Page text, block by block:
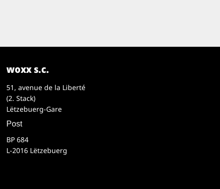
woxx s.c.
51, avenue de la Liberté
(2. Stack)
Lëtzebuerg-Gare
Post
BP 684
L-2016 Lëtzebuerg